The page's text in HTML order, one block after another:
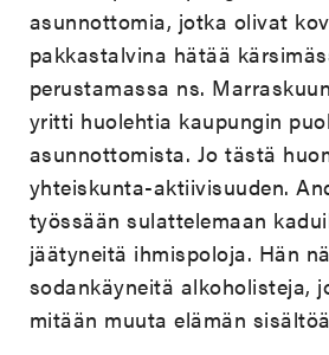
asunnottomia, jotka olivat
pakkastalvina hätää
perustamassa ns.
yritti huolehtia kaupungin
asunnottomista. Jo tästä
yhteiskunta-aktiivisuuden.
työssään sulattelemaan
jäätyneitä ihmispoloja. Hän
sodankäyneitä alkoholisteja,
mitään muuta elämän